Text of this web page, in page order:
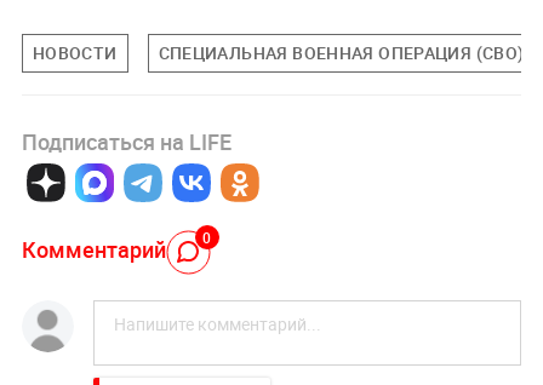
НОВОСТИ СПЕЦИАЛЬНАЯ ВОЕННАЯ ОПЕРАЦИЯ (СВО)
Подписаться на LIFE
Комментарий 0